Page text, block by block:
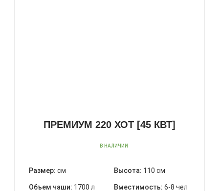
ПРЕМИУМ 220 ХОТ [45 КВТ]
В НАЛИЧИИ
Размер: см Высота: 110 см
Объем чаши: 1700 л Вместимость: 6-8 чел